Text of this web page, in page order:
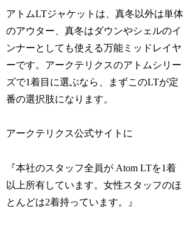
アトムLTジャケットは、真冬以外は単体
のアウター、真冬はダウンやシェルのイ
ンナーとしても使える万能ミッドレイヤ
ーです。アークテリクスのアトムシリー
ズで1着目に選ぶなら、まずこのLTが定
番の選択肢になります。
アークテリクス公式サイトに
『本社のスタッフ全員が Atom LTを1着
以上所有しています。女性スタッフのほ
とんどは2着持っています。』